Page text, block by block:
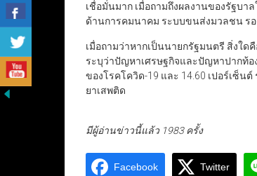
เชื่อมั่นมาก เมื่อถามถึงผลงานของรัฐบา
ด้านการคมนาคม ระบบขนส่งมวลชน ร
เมื่อถามว่าหากเป็นนายกรัฐมนตรี สิ่งใ
ระบุว่าปัญหาเศรษฐกิจและปัญหาปากท้
ของโรคโควิด-19 และ 14.60 เปอร์เซ็
ยาเสพติด
มีผู้อ่านข่าวนี้แล้ว 1983 ครั้ง
Facebook Twitter